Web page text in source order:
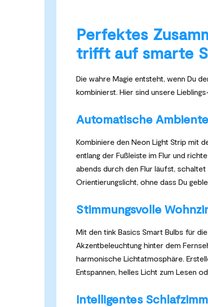
Perfektes
trifft auf smarte
Die wahre Magie entsteht, wenn Du
kombinierst. Hier sind unsere
Automatische
Kombiniere den Neon Light Strip mit
entlang der Fußleiste im Flur und
abends durch den Flur läufst,
Orientierungslicht, ohne dass Du
Stimmungsvolle
Mit den tink Basics Smart Bulbs für
Akzentbeleuchtung hinter dem
harmonische Lichtatmosphäre.
Entspannen, helles Licht zum Lesen
Intelligentes